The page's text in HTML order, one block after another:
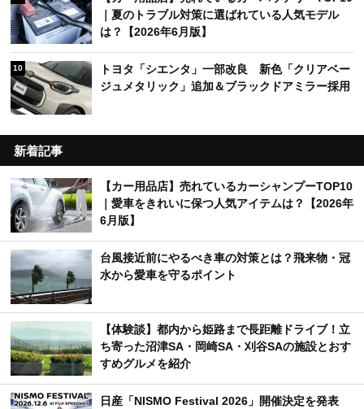
｜夏のトラブル対策に選ばれている人気モデル
は？【2026年6月版】
10
トヨタ「シエンタ」一部改良 新色「クリアベー
ジュメタリック」追加＆ブラックドアミラー採用
新着記事
【カー用品店】売れているカーシャンプーTOP10
｜愛車をきれいに保つ人気アイテムは？【2026年
6月版】
台風接近前にやるべき車の対策とは？飛来物・冠
水から愛車を守るポイント
【体験談】都内から姫路まで長距離ドライブ！立
ち寄った沼津SA・岡崎SA・刈谷SAの施設とおす
すめグルメを紹介
日産「NISMO Festival 2026」開催決定を発表